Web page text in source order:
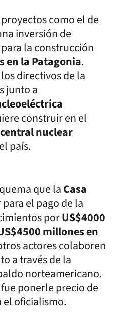
como el de
inversión de
para la construcción
en la Patagonia.
directivos de la
junto a
construir en el
nuclear
país.
que laCasa
el pago de la
porUS$4000
millones en
actores colaboren
a través de la
norteamericano.
fue ponerle precio de
el oficialismo.